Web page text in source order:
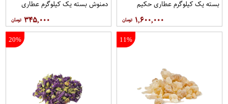
بسته یک کیلوگرم عطاری حکیم
۱,۶۰۰,۰۰۰
دمنوش بسته یک کیلوگرم عطاری
۳۴۵,۰۰۰
11%
20%